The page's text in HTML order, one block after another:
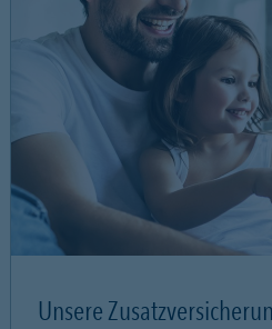
Unsere